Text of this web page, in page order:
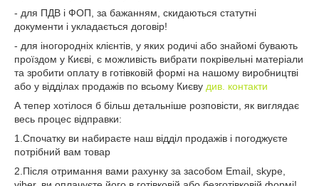
- для ПДВ і ФОП, за бажанням, скидаються статутні
документи і укладається договір!
- для іногородніх клієнтів, у яких родичі або знайомі бувають
проїздом у Києві, є можливість вибрати покрівельні матеріали
та зробити оплату в готівковій формі на нашому виробництві
або у відділах продажів по всьому Києву див. контакти
А тепер хотілося б більш детальніше розповісти, як виглядає
весь процес відправки:
1.Спочатку ви набираєте наш відділ продажів і погоджуєте
потрібний вам товар
2.Після отримання вами рахунку за засобом Email, skype,